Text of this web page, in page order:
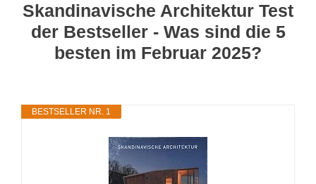
Skandinavische Architektur Test
der Bestseller - Was sind die 5
besten im Februar 2025?
BESTSELLER NR. 1